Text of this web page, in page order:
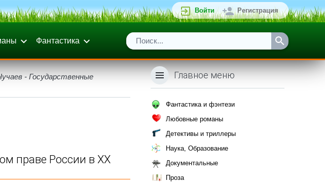
Войти Регистрация
Фантастика
- Государственные
праве России в XX
Главное меню
Фантастика и фэнтези
Любовные романы
Детективы и триллеры
Наука, Образование
Документальные
Проза